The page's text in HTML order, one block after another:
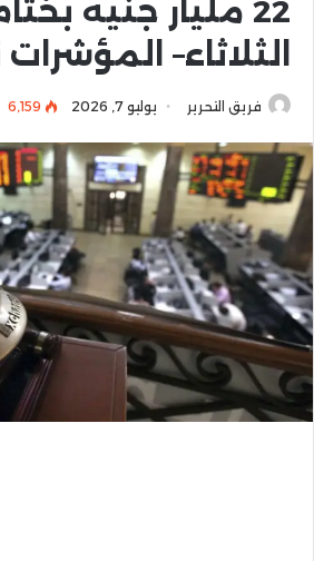
22 مليار جنيه
الثلاثاء–
فريق التحرير يوليو 7, 2026 6٬159